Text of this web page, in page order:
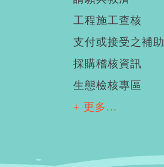
工程施工查核
支付或接受之補助
採購稽核資訊
生態檢核專區
+ 更多...